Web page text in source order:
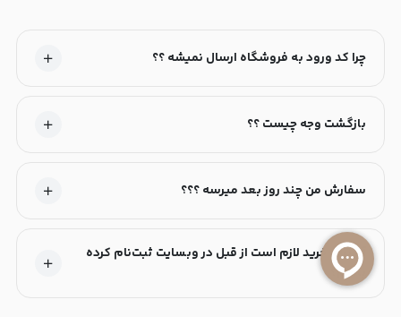
چرا کد ورود به فروشگاه ارسال نمیشه ؟؟
بازگشت وجه چیست ؟؟
سفارش من چند روز بعد میرسه ؟؟؟
آیا برای خرید لازم است از قبل در وبسایت ثبت‌نام کرده
باشم؟